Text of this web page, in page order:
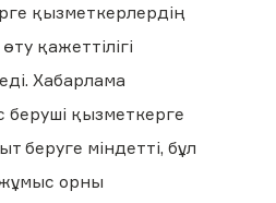
қызметкерлердің
қажеттілігі
Хабарлама
қызметкерге
беруге міндетті, бұл
орны